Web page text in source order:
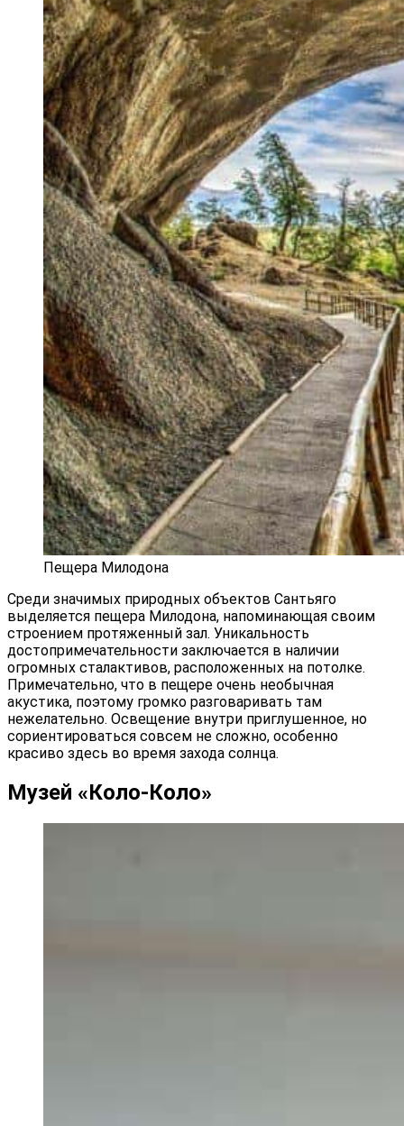
Пещера Милодона
Среди значимых природных объектов Сантьяго
выделяется пещера Милодона, напоминающая своим
строением протяженный зал. Уникальность
достопримечательности заключается в наличии
огромных сталактивов, расположенных на потолке.
Примечательно, что в пещере очень необычная
акустика, поэтому громко разговаривать там
нежелательно. Освещение внутри приглушенное, но
сориентироваться совсем не сложно, особенно
красиво здесь во время захода солнца.
Музей «Коло-Коло»